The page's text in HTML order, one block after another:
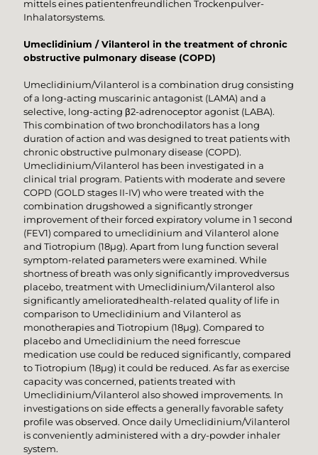
mittels eines patientenfreundlichen Trockenpulver-
Inhalatorsystems.
Umeclidinium / Vilanterol in the treatment of chronic
obstructive pulmonary disease (COPD)
Umeclidinium/Vilanterol is a combination drug consisting
of a long-acting muscarinic antagonist (LAMA) and a
selective, long-acting β2-adrenoceptor agonist (LABA).
This combination of two bronchodilators has a long
duration of action and was designed to treat patients with
chronic obstructive pulmonary disease (COPD).
Umeclidinium/Vilanterol has been investigated in a
clinical trial program. Patients with moderate and severe
COPD (GOLD stages II-IV) who were treated with the
combination drugshowed a significantly stronger
improvement of their forced expiratory volume in 1 second
(FEV1) compared to umeclidinium and Vilanterol alone
and Tiotropium (18µg). Apart from lung function several
symptom-related parameters were examined. While
shortness of breath was only significantly improvedversus
placebo, treatment with Umeclidinium/Vilanterol also
significantly amelioratedhealth-related quality of life in
comparison to Umeclidinium and Vilanterol as
monotherapies and Tiotropium (18µg). Compared to
placebo and Umeclidinium the need forrescue
medication use could be reduced significantly, compared
to Tiotropium (18µg) it could be reduced. As far as exercise
capacity was concerned, patients treated with
Umeclidinium/Vilanterol also showed improvements. In
investigations on side effects a generally favorable safety
profile was observed. Once daily Umeclidinium/Vilanterol
is conveniently administered with a dry-powder inhaler
system.